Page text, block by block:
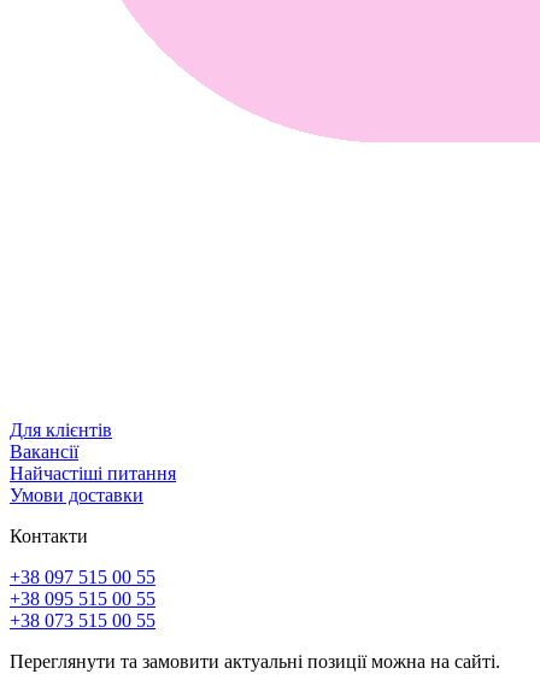
Для клієнтів
Вакансії
Найчастіші питання
Умови доставки
Контакти
+38 097 515 00 55
+38 095 515 00 55
+38 073 515 00 55
Переглянути та замовити актуальні позиції можна на сайті.